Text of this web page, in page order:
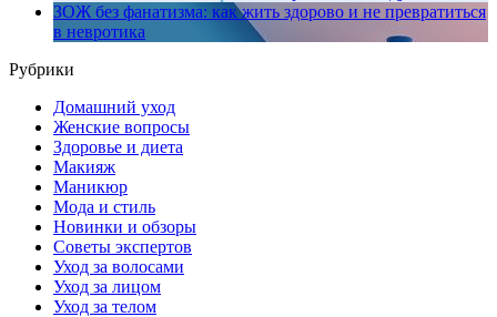
ЗОЖ без фанатизма: как жить здорово и не превратиться
в невротика
Рубрики
Домашний уход
Женские вопросы
Здоровье и диета
Макияж
Маникюр
Мода и стиль
Новинки и обзоры
Советы экспертов
Уход за волосами
Уход за лицом
Уход за телом